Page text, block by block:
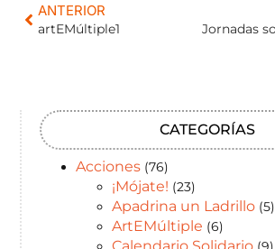
ANTERIOR
artEMúltiple1
CATEGORÍAS
Acciones (76)
¡Mójate! (23)
Apadrina un Ladrillo (5)
ArtEMúltiple (6)
Calendario Solidario